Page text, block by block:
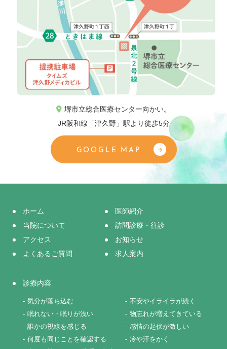
堺市立総合医療センター向かい。
JR阪和線「津久野」駅より徒歩5分
GOOGLE MAP
ホーム
医師紹介
当院について
訪問診療・往診
アクセス
お知らせ
よくあるご質問
求人案内
診療内容
気分が落ち込む
不安やイライラが続く
眠れない・眠りが浅い
物忘れが増えてきている
誰かの視線を感じる
感情の起伏が激しい
何度も同じことを確認する
冷や汗をかく